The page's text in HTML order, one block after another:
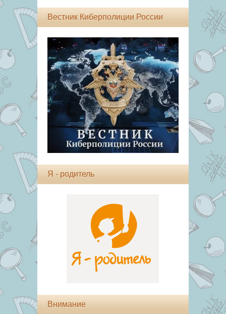
Вестник Киберполиции России
Я - родитель
Внимание